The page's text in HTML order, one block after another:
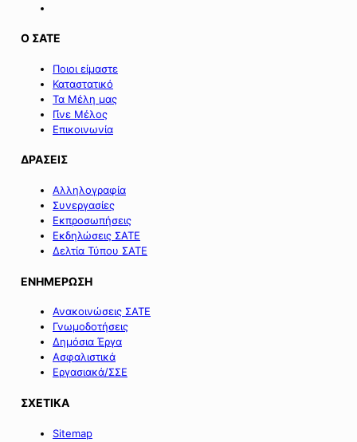
Ο ΣΑΤΕ
Ποιοι είμαστε
Καταστατικό
Τα Μέλη μας
Γίνε Μέλος
Επικοινωνία
ΔΡΑΣΕΙΣ
Αλληλογραφία
Συνεργασίες
Εκπροσωπήσεις
Εκδηλώσεις ΣΑΤΕ
Δελτία Τύπου ΣΑΤΕ
ΕΝΗΜΕΡΩΣΗ
Ανακοινώσεις ΣΑΤΕ
Γνωμοδοτήσεις
Δημόσια Έργα
Ασφαλιστικά
Εργασιακά/ΣΣΕ
ΣΧΕΤΙΚΑ
Sitemap